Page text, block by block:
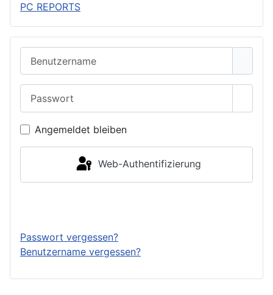
PC REPORTS
Angemeldet bleiben
Web-Authentifizierung
Passwort vergessen?
Benutzername vergessen?